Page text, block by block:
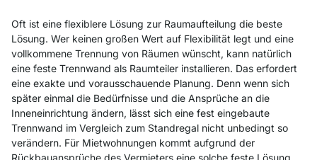
Oft ist eine flexiblere Lösung zur Raumaufteilung die beste
Lösung. Wer keinen großen Wert auf Flexibilität legt und eine
vollkommene Trennung von Räumen wünscht, kann natürlich
eine feste Trennwand als Raumteiler installieren. Das erfordert
eine exakte und vorausschauende Planung. Denn wenn sich
später einmal die Bedürfnisse und die Ansprüche an die
Inneneinrichtung ändern, lässt sich eine fest eingebaute
Trennwand im Vergleich zum Standregal nicht unbedingt so
verändern. Für Mietwohnungen kommt aufgrund der
Rückbauansprüche des Vermieters eine solche feste Lösung